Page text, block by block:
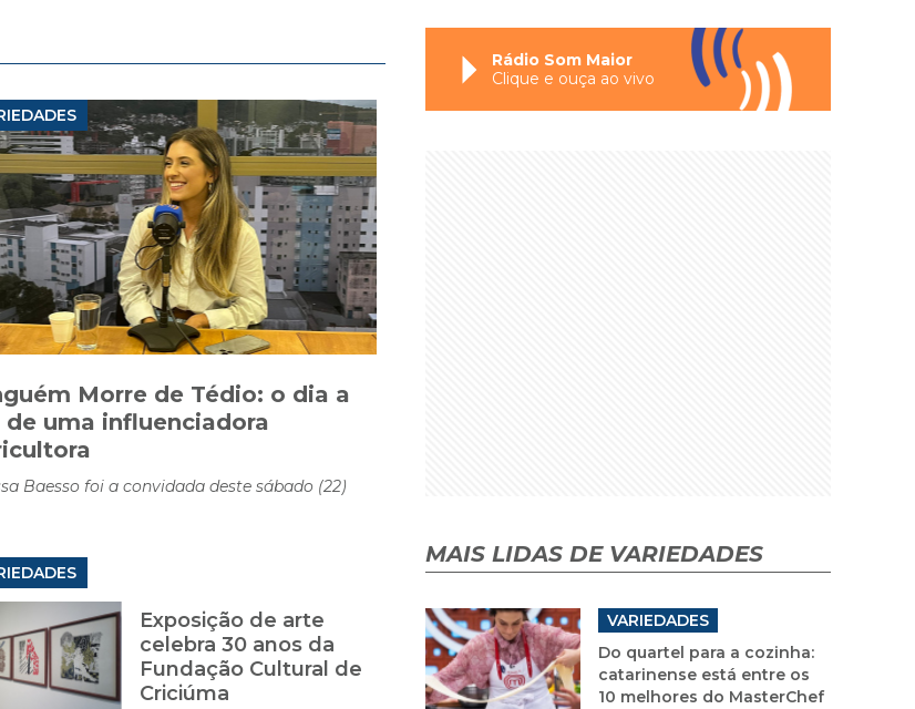
Morre de Tédio: o dia a
de uma influenciadora
Baesso foi a convidada deste sábado (22)
Exposição de arte
celebra 30 anos da
Fundação Cultural de
Criciúma
Rádio Som Maior
Clique e ouça ao vivo
MAIS LIDAS DE VARIEDADES
VARIEDADES
Do quartel para a cozinha:
catarinense está entre os
10 melhores do MasterChef